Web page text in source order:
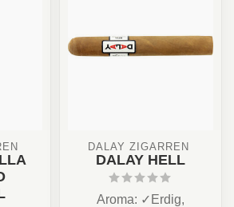
DALAY ZIGARREN
DALAY HELL
Aroma: ✓Erdig,